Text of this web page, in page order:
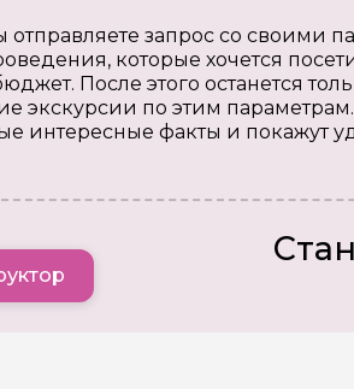
отправляете запрос со своими
которые хочется
После этого останется
экскурсии по этим
интересные факты и покажут